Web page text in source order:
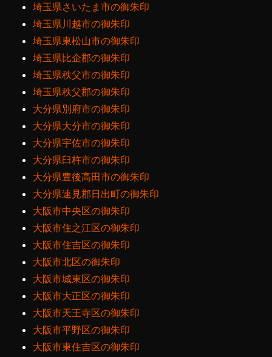
埼玉県さいたま市の御朱印
埼玉県川越市の御朱印
埼玉県東松山市の御朱印
埼玉県比企郡の御朱印
埼玉県秩父市の御朱印
埼玉県秩父郡の御朱印
大分県別府市の御朱印
大分県大分市の御朱印
大分県宇佐市の御朱印
大分県臼杵市の御朱印
大分県豊後高田市の御朱印
大分県速見郡日出町の御朱印
大阪市中央区の御朱印
大阪市住之江区の御朱印
大阪市住吉区の御朱印
大阪市北区の御朱印
大阪市城東区の御朱印
大阪市大正区の御朱印
大阪市天王寺区の御朱印
大阪市平野区の御朱印
大阪市東住吉区の御朱印